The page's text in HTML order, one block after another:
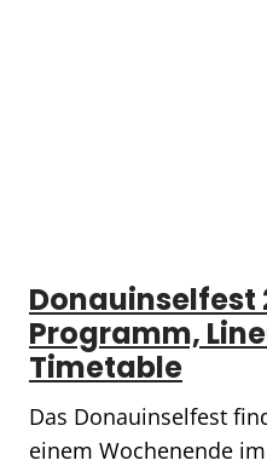
Donauinselfest
Programm,
Timetable
Das Donauinselfest
einem Wochenende